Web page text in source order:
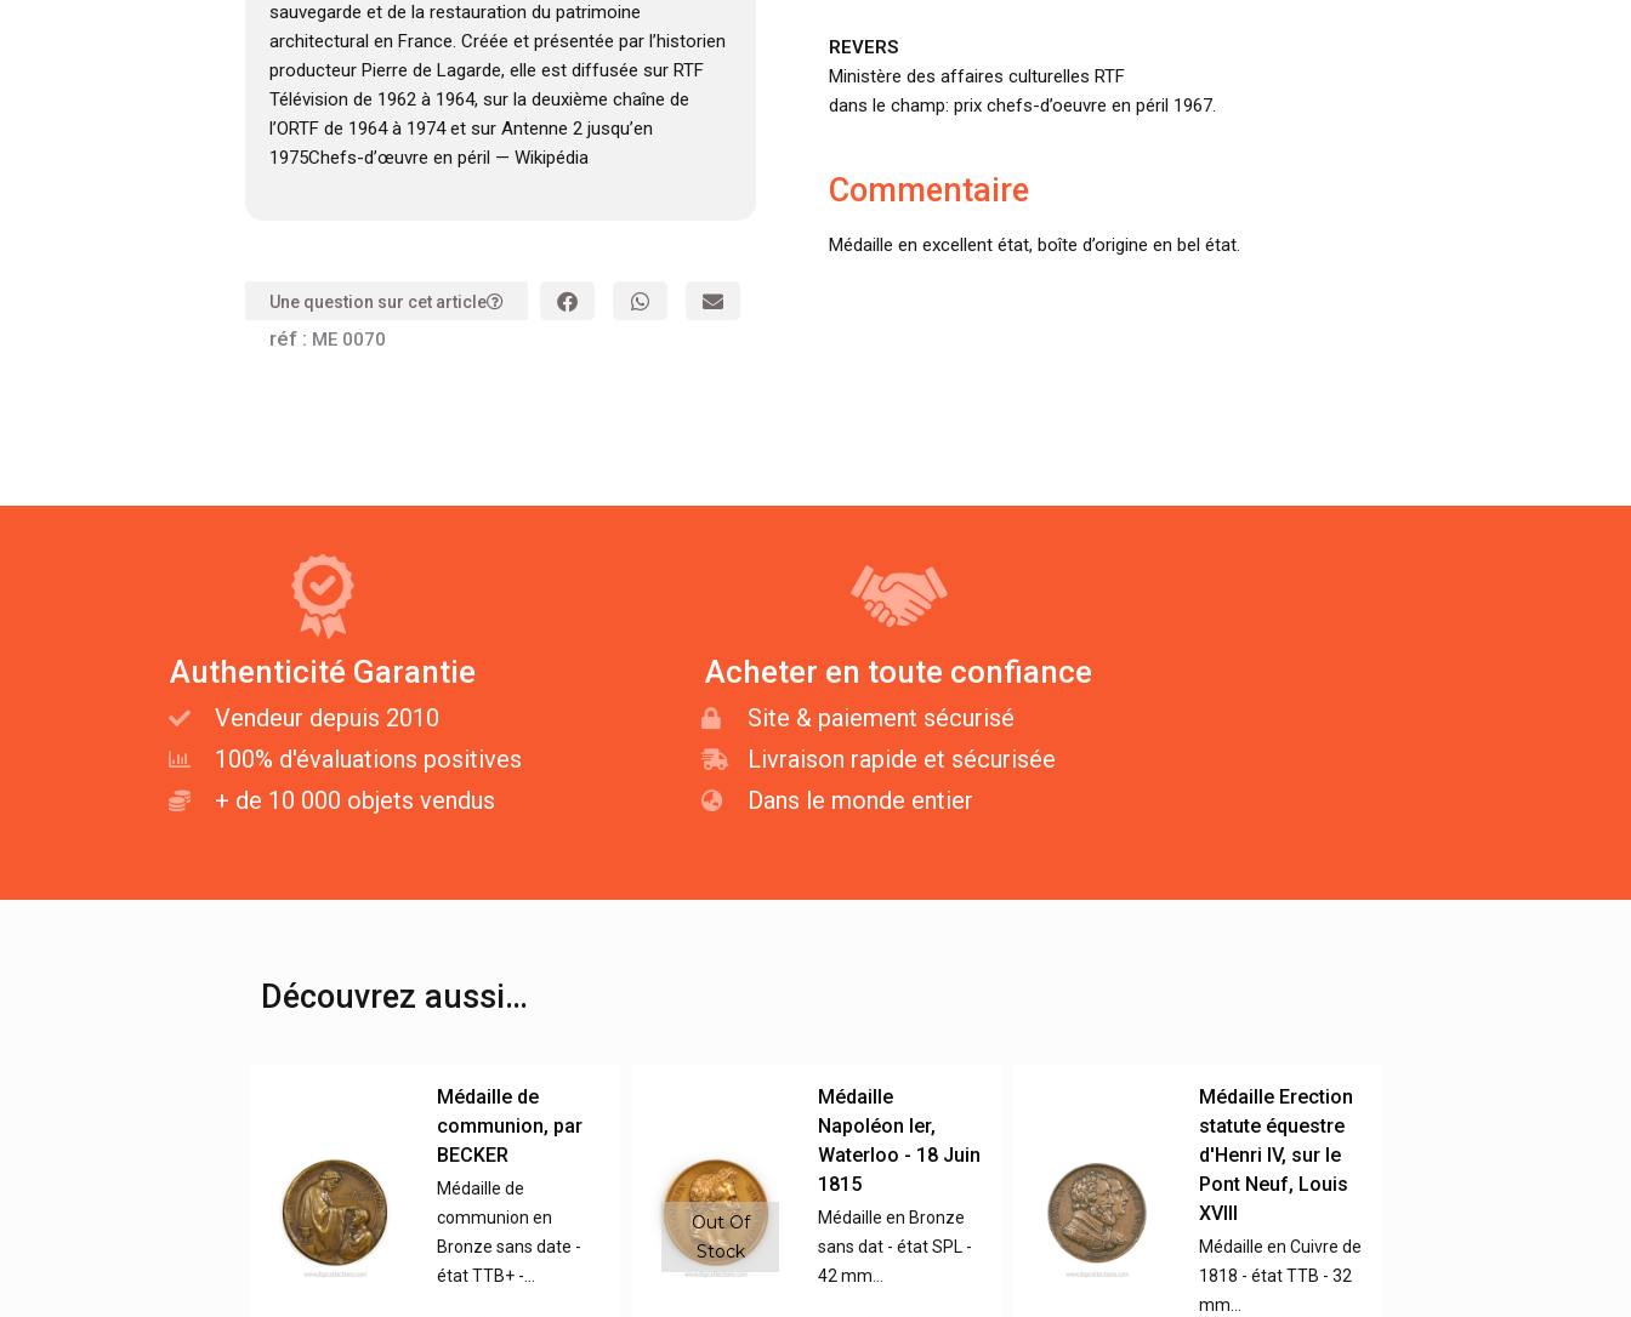
sauvegarde et de la restauration du patrimoine
architectural en France. Créée et présentée par l’historien
producteur Pierre de Lagarde, elle est diffusée sur RTF
Télévision de 1962 à 1964, sur la deuxième chaîne de
l’ORTF de 1964 à 1974 et sur Antenne 2 jusqu’en
1975Chefs-d’œuvre en péril — Wikipédia
Une question sur cet article
réf : ME 0070
REVERS
Ministère des affaires culturelles RTF
dans le champ: prix chefs-d’oeuvre en péril 1967.
Commentaire
Médaille en excellent état, boîte d’origine en bel état.
Authenticité Garantie
Vendeur depuis 2010
100% d'évaluations positives
+ de 10 000 objets vendus
Acheter en toute confiance
Site & paiement sécurisé
Livraison rapide et sécurisée
Dans le monde entier
Découvrez aussi…
Médaille de
communion, par
BECKER
Médaille de
communion en
Bronze sans date -
état TTB+ -…
Out Of
Stock
Médaille
Napoléon Ier,
Waterloo - 18 Juin
1815
Médaille en Bronze
sans dat - état SPL -
42 mm…
Médaille Erection
statute équestre
d'Henri IV, sur le
Pont Neuf, Louis
XVIII
Médaille en Cuivre de
1818 - état TTB - 32
mm…